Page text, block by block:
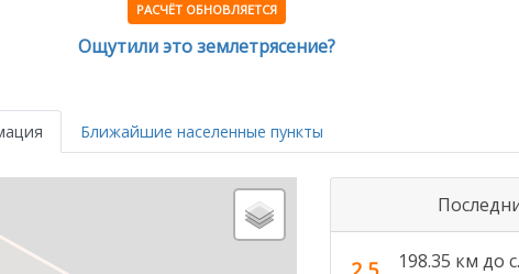
РАСЧЁТ ОБНОВЛЯЕТСЯ
Ощутили это землетрясение?
Ближайшие населенные пункты
198.35 км до